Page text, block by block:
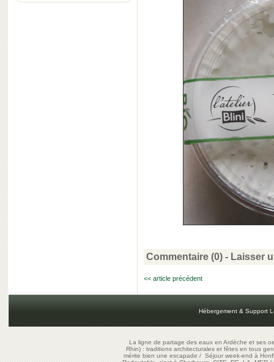
Commentaire (0) - Laisser
<< article précédent
Hébergement & Support
La ligne de partage des eaux en Ardèche et ses
Rhin) : traditions architecturales et fêtes en tous
mérite bien une escapade/Séjour week-end à